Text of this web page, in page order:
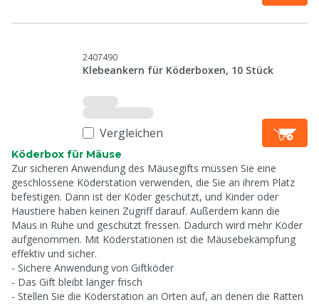
2407490
Klebeankern für Köderboxen, 10 Stück
Vergleichen
Köderbox für Mäuse
Zur sicheren Anwendung des Mäusegifts müssen Sie eine
geschlossene Köderstation verwenden, die Sie an ihrem Platz
befestigen. Dann ist der Köder geschützt, und Kinder oder
Haustiere haben keinen Zugriff darauf. Außerdem kann die
Maus in Ruhe und geschützt fressen. Dadurch wird mehr Köder
aufgenommen. Mit Köderstationen ist die Mäusebekämpfung
effektiv und sicher.
- Sichere Anwendung von Giftköder
- Das Gift bleibt länger frisch
- Stellen Sie die Köderstation an Orten auf, an denen die Ratten